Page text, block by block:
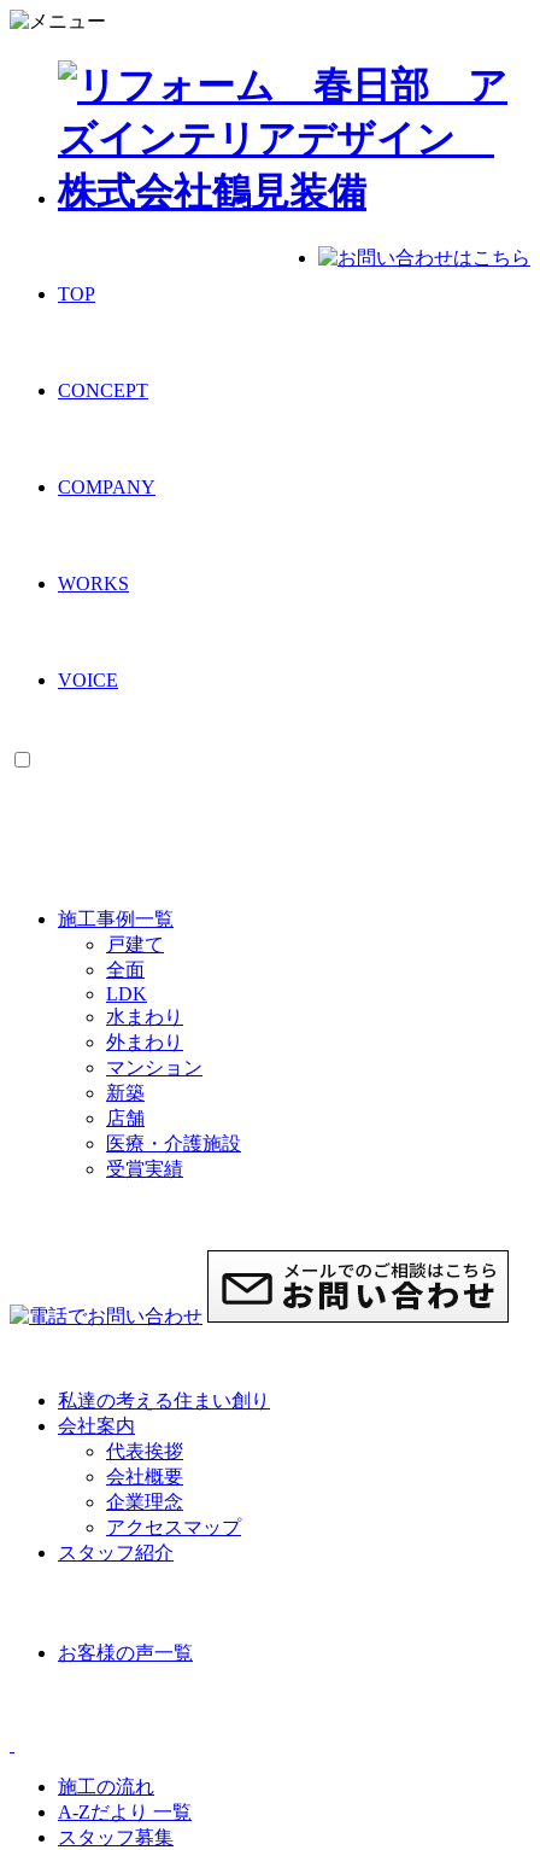
TOP
CONCEPT
COMPANY
WORKS
VOICE
施工事例一覧
戸建て
全面
LDK
水まわり
外まわり
マンション
新築
店舗
医療・介護施設
受賞実績
私達の考える住まい創り
会社案内
代表挨拶
会社概要
企業理念
アクセスマップ
スタッフ紹介
お客様の声一覧
施工の流れ
A-Zだより 一覧
スタッフ募集